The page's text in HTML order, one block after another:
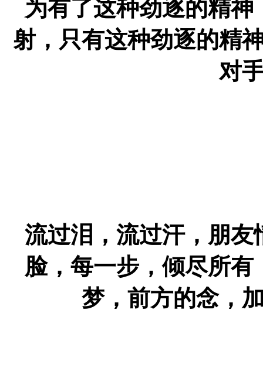
为有了这种劲逐的精
射，只有这种劲逐的精
对
流过泪，流过汗，朋
脸，每一步，倾尽所
梦，前方的念，